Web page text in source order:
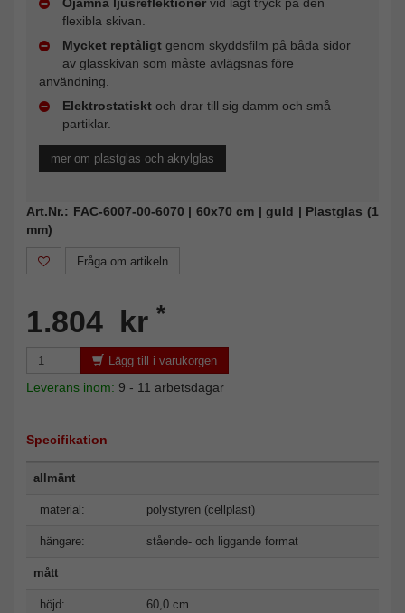
Ojämna ljusreflektioner vid lågt tryck på den
flexibla skivan.
Mycket reptåligt genom skyddsfilm på båda sidor
av glasskivan som måste avlägsnas före
användning.
Elektrostatiskt och drar till sig damm och små
partiklar.
mer om plastglas och akrylglas
Art.Nr.: FAC-6007-00-6070 | 60x70 cm | guld | Plastglas (1
mm)
Fråga om artikeln
1.804 kr *
Lägg till i varukorgen
Leverans inom: 9 - 11 arbetsdagar
Specifikation
allmänt
material: polystyren (cellplast)
hängare: stående- och liggande format
mått
höjd: 60,0 cm